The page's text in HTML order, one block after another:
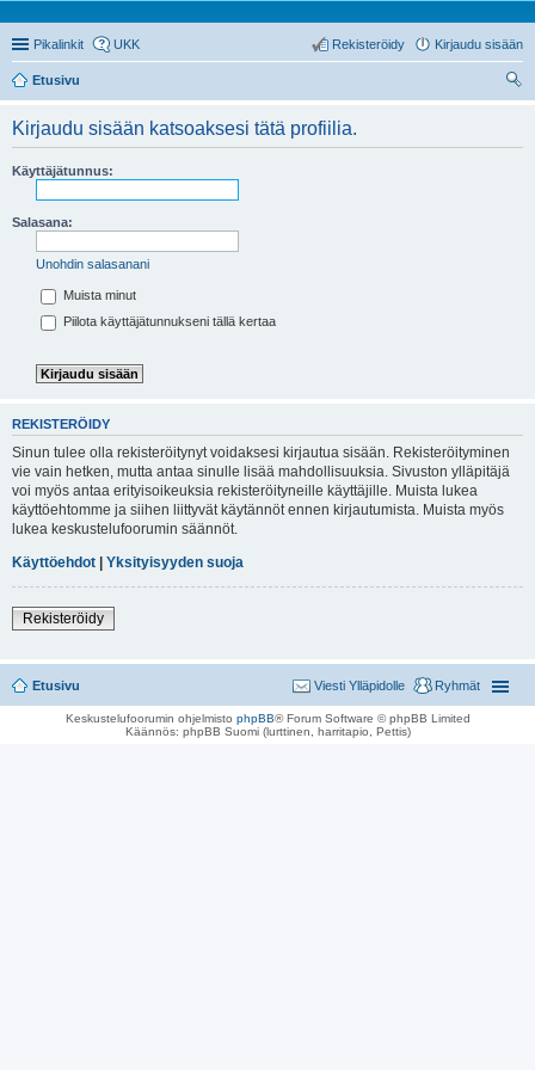
Pikalinkit UKK Kirjaudu sisään
Rekisteröidy
Etusivu
Kirjaudu sisään katsoaksesi tätä profiilia.
Käyttäjätunnus:
Salasana:
Unohdin salasanani
Muista minut
Piilota käyttäjätunnukseni tällä kertaa
REKISTERÖIDY
Sinun tulee olla rekisteröitynyt voidaksesi kirjautua sisään. Rekisteröityminen
vie vain hetken, mutta antaa sinulle lisää mahdollisuuksia. Sivuston ylläpitäjä
voi myös antaa erityisoikeuksia rekisteröityneille käyttäjille. Muista lukea
käyttöehtomme ja siihen liittyvät käytännöt ennen kirjautumista. Muista myös
lukea keskustelufoorumin säännöt.
Käyttöehdot | Yksityisyyden suoja
Rekisteröidy
Etusivu Ryhmät
Viesti Ylläpidolle
Keskustelufoorumin ohjelmisto phpBB® Forum Software © phpBB Limited
Käännös: phpBB Suomi (lurttinen, harritapio, Pettis)